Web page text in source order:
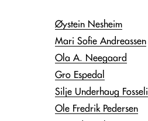
Øystein Nesheim
Mari Sofie Andreassen
Ola A. Neegaard
Gro Espedal
Silje Underhaug Fosseli
Ole Fredrik Pedersen